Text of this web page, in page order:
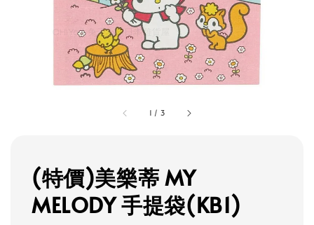
1 / 3
(特價)美樂蒂 MY
MELODY 手提袋(KB1)